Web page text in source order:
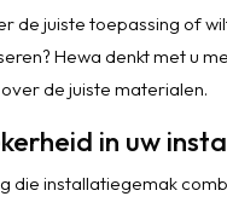
de juiste toepassing of
Hewa denkt met u
de juiste materialen.
in uw
die installatiegemak